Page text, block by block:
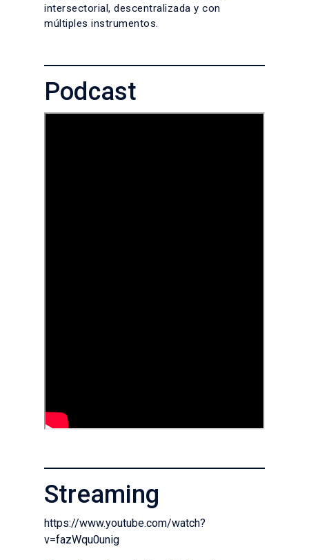
intersectorial, descentralizada y con
múltiples instrumentos.
Podcast
Streaming
https://www.youtube.com/watch?
v=fazWqu0unig